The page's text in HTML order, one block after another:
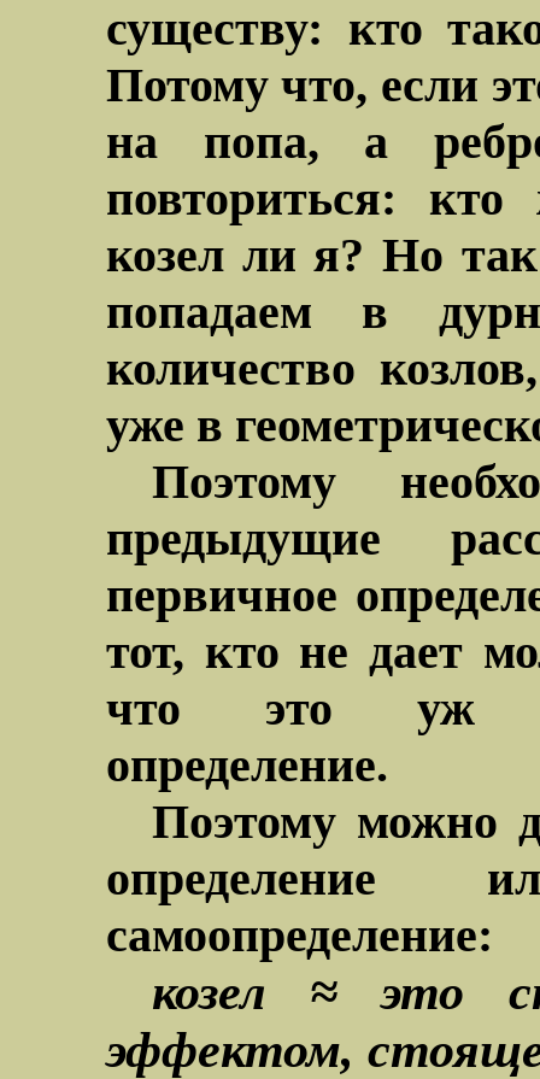
существу: кто
Потому что, если
на попа, а
повториться:
козел ли я? Но
попадаем в
количество
уже в
Поэтому
предыдущие
первичное
тот, кто не дает
что это уж
определение.
Поэтому можно
определение
самоопределение:
козел ≈ это
эффектом,